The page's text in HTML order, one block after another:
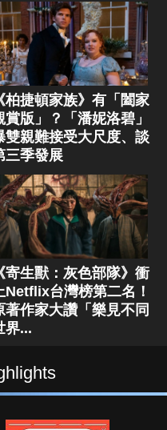
《柏捷頓家族》有「闔家
賞版」？「潘妮洛碧」
雙親難接受大尺度、談
三季發展
《寄生獸：灰色部隊》衝
上Netflix台灣榜第二名！
著作家大讚「樂見不同
界...